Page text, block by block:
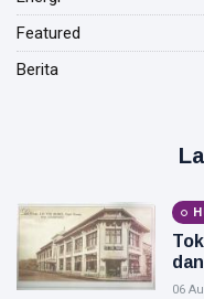
Featured
Berita
06